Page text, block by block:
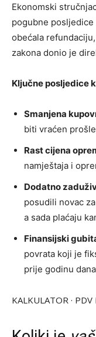
Ekonomski
pogubne posljedice
obećala
zakona donio je
Ključne posljedice
Smanjena
biti vraćen
Rast cijena
namještaja i
Dodatno
posudili novac
a sada plaćaju
Finansijski
povrata koji je
prije godinu
KALKULATOR ·